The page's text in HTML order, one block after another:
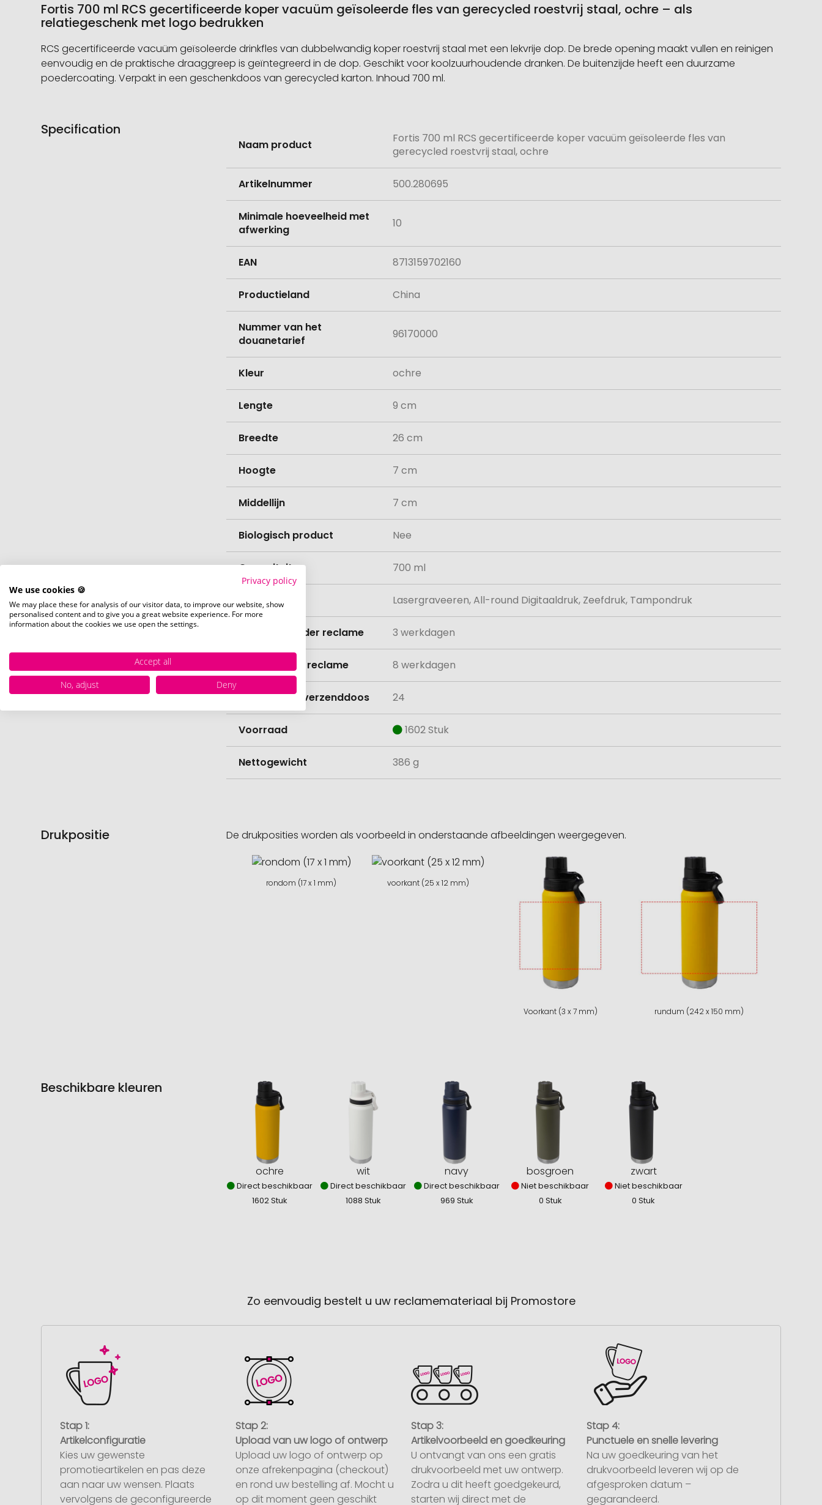
Fortis 700 ml RCS gecertificeerde koper vacuüm geïsoleerde fles van gerecycled roestvrij staal, ochre – als
relatiegeschenk met logo bedrukken
RCS gecertificeerde vacuüm geïsoleerde drinkfles van dubbelwandig koper roestvrij staal met een lekvrije dop. De brede opening maakt vullen en reinigen
eenvoudig en de praktische draaggreep is geïntegreerd in de dop. Geschikt voor koolzuurhoudende dranken. De buitenzijde heeft een duurzame
poedercoating. Verpakt in een geschenkdoos van gerecycled karton. Inhoud 700 ml.
Specification
informatie
Naam product
Fortis 700 ml RCS gecertificeerde koper vacuüm geïsoleerde fles van
gerecycled roestvrij staal, ochre
Artikelnummer 500.280695
Minimale hoeveelheid met
afwerking
10
EAN 8713159702160
Productieland China
Nummer van het
douanetarief
96170000
Kleur ochre
Lengte 9 cm
Breedte 26 cm
Hoogte 7 cm
Middellijn 7 cm
Biologisch product Nee
Capaciteit 700 ml
Verfijning Lasergraveeren, All-round Digitaaldruk, Zeefdruk, Tampondruk
Levertijd zonder reclame 3 werkdagen
Levertijd met reclame 8 werkdagen
Hoeveelheid verzenddoos 24
Voorraad 1602 Stuk
Nettogewicht 386 g
Drukpositie De drukposities worden als voorbeeld in onderstaande afbeeldingen weergegeven.
rondom (17 x 1 mm) voorkant (25 x 12 mm)
Voorkant (3 x 7 mm) rundum (242 x 150 mm)
Beschikbare kleuren
ochre
Direct beschikbaar
1602 Stuk
wit
Direct beschikbaar
1088 Stuk
navy
Direct beschikbaar
969 Stuk
bosgroen
Niet beschikbaar
0 Stuk
zwart
Niet beschikbaar
0 Stuk
Zo eenvoudig bestelt u uw reclamemateriaal bij Promostore
Stap 1:
Artikelconfiguratie
Kies uw gewenste
promotieartikelen en pas deze
aan naar uw wensen. Plaats
vervolgens de geconfigureerde
Stap 2:
Upload van uw logo of ontwerp
Upload uw logo of ontwerp op
onze afrekenpagina (checkout)
en rond uw bestelling af. Mocht u
op dit moment geen geschikt
Stap 3:
Artikelvoorbeeld en goedkeuring
U ontvangt van ons een gratis
drukvoorbeeld met uw ontwerp.
Zodra u dit heeft goedgekeurd,
starten wij direct met de
Stap 4:
Punctuele en snelle levering
Na uw goedkeuring van het
drukvoorbeeld leveren wij op de
afgesproken datum –
gegarandeerd.
Privacy policy
We use cookies 🍪
We may place these for analysis of our visitor data, to improve our website, show
personalised content and to give you a great website experience. For more
information about the cookies we use open the settings.
Accept all
No, adjust
Deny